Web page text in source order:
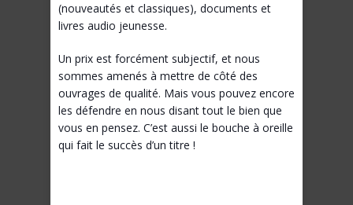
(nouveautés et classiques), documents et
livres audio jeunesse.
Un prix est forcément subjectif, et nous
sommes amenés à mettre de côté des
ouvrages de qualité. Mais vous pouvez encore
les défendre en nous disant tout le bien que
vous en pensez. C’est aussi le bouche à oreille
qui fait le succès d’un titre !